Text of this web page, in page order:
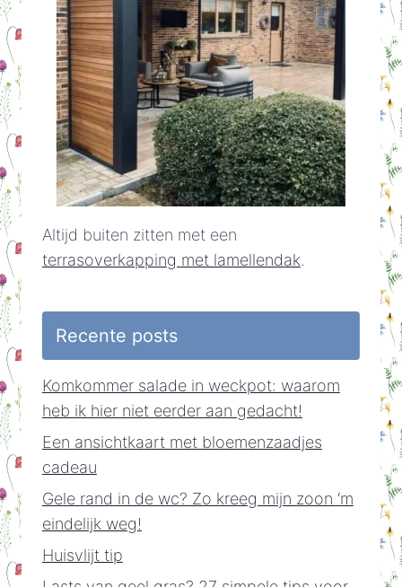
Altijd buiten zitten met een
terrasoverkapping met lamellendak.
Recente posts
Komkommer salade in weckpot: waarom
heb ik hier niet eerder aan gedacht!
Een ansichtkaart met bloemenzaadjes
cadeau
Gele rand in de wc? Zo kreeg mijn zoon ‘m
eindelijk weg!
Huisvlijt tip